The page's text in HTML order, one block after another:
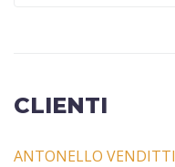
CLIENTI
ANTONELLO VENDITTI